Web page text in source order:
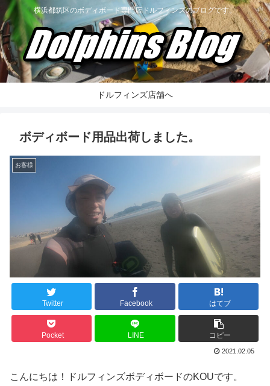
横浜都筑区のボディボード専門店ドルフィンズのブログです。
ドルフィンズ店舗へ
ボディボード用品出荷しました。
お客様
Twitter Facebook はてブ
Pocket LINE コピー
2021.02.05
こんにちは！ドルフィンズボディボードのKOUです。